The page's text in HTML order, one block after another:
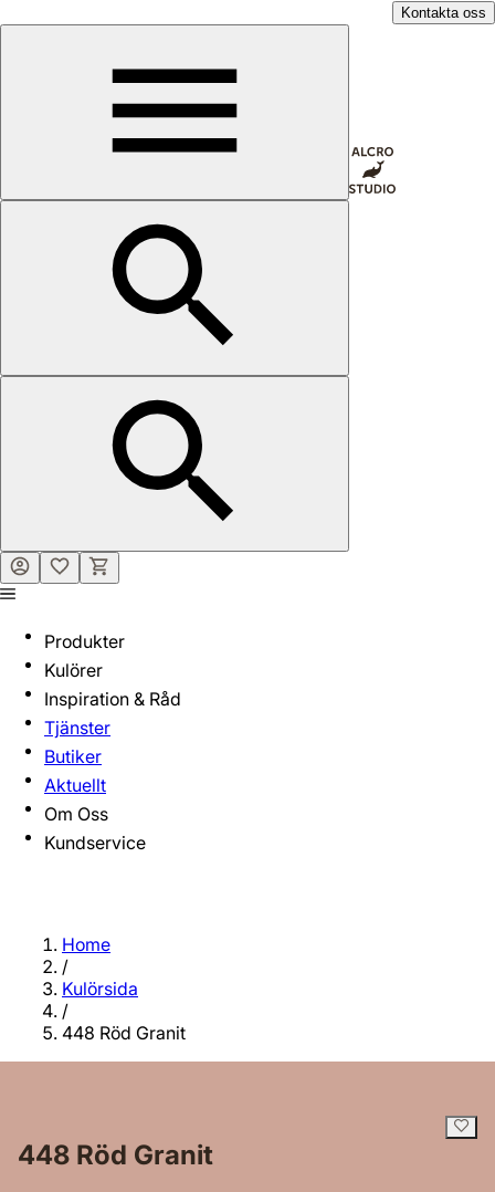
Kontakta oss
Produkter
Kulörer
Inspiration & Råd
Tjänster
Butiker
Aktuellt
Om Oss
Kundservice
Home
/
Kulörsida
/
448 Röd Granit
448 Röd Granit